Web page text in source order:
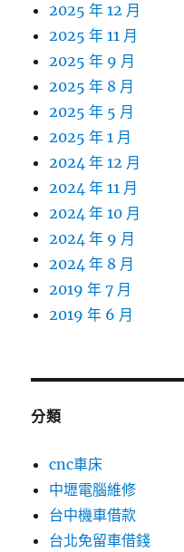
2025 年 12 月
2025 年 11 月
2025 年 9 月
2025 年 8 月
2025 年 5 月
2025 年 1 月
2024 年 12 月
2024 年 11 月
2024 年 10 月
2024 年 9 月
2024 年 8 月
2019 年 7 月
2019 年 6 月
分類
cnc車床
中壢電腦維修
台中機車借款
台北免留車借錢